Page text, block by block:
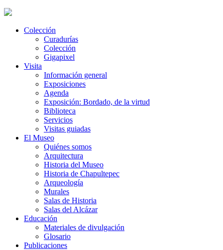
Colección
Curadurías
Colección
Gigapixel
Visita
Información general
Exposiciones
Agenda
Exposición: Bordado, de la virtud
Biblioteca
Servicios
Visitas guiadas
El Museo
Quiénes somos
Arquitectura
Historia del Museo
Historia de Chapultepec
Arqueología
Murales
Salas de Historia
Salas del Alcázar
Educación
Materiales de divulgación
Glosario
Publicaciones